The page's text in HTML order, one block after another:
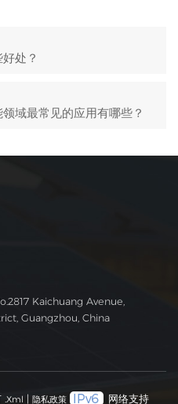
处？
域最常见的应用有哪些？
Kaichuang Avenue,
Guangzhou, China
Xml | 隐私政策 网络支持